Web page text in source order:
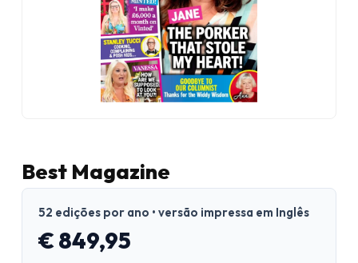
Best Magazine
52 edições por ano • versão impressa em Inglês
€ 849,95